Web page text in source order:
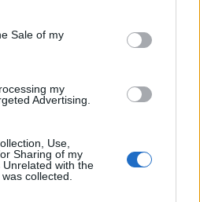
purposes in below Google
Sale of my
my
Advertising.
Use,
Sharing of my
with the
collected.